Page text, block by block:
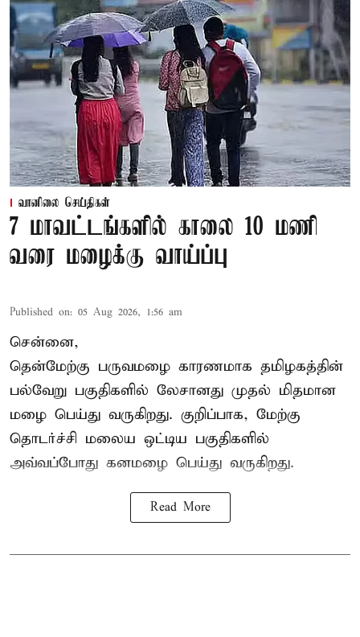
வானிலை செய்திகள்
7 மாவட்டங்களில் காலை 10 மணி
வரை மழைக்கு வாய்ப்பு
Published on: 05 Aug 2026, 1:56 am
சென்னை,
தென்மேற்கு பருவமழை காரணமாக தமிழகத்தின்
பல்வேறு பகுதிகளில் லேசானது முதல் மிதமான
மழை பெய்து வருகிறது. குறிப்பாக, மேற்கு
தொடர்ச்சி மலைய ஒட்டிய பகுதிகளில்
அவ்வப்போது கனமழை பெய்து வருகிறது.
Read More